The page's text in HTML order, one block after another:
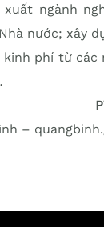
ngành
nước; xây
phí từ các
–